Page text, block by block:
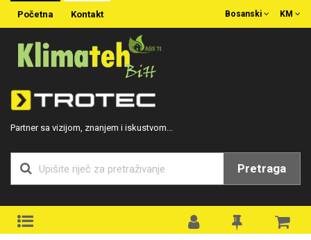
Početna Kontakt KM
Bosanski
Partner sa vizijom, znanjem i iskustvom...
Pretraga